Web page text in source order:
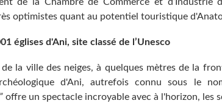
optimistes quant au potentiel touristique
églises d'Ani, site classé de l’Unesco
la ville des neiges, à quelques mètres de la
d'Ani, autrefois connu sous le
offre un spectacle incroyable avec à l'horizon, les